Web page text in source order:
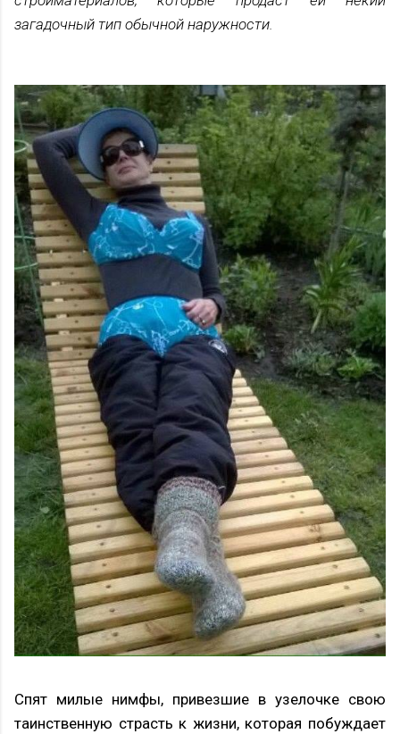
загадочный тип обычной наружности.
Спят милые нимфы, привезшие в узелочке свою
таинственную страсть к жизни, которая побуждает